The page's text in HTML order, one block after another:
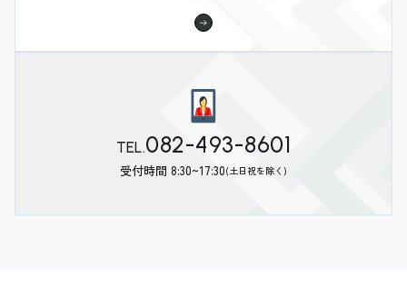
TEL.082-493-8601
受付時間 8:30~17:30(土日祝を除く)